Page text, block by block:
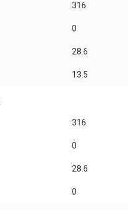
316
0
28.6
13.5
316
0
28.6
0